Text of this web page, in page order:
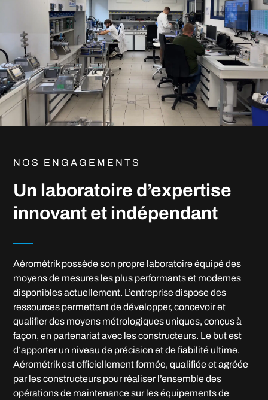
NOS ENGAGEMENTS
Un laboratoire d’expertise
innovant et indépendant
Aérométrik possède son propre laboratoire équipé des
moyens de mesures les plus performants et modernes
disponibles actuellement. L’entreprise dispose des
ressources permettant de développer, concevoir et
qualifier des moyens métrologiques uniques, conçus à
façon, en partenariat avec les constructeurs. Le but est
d’apporter un niveau de précision et de fiabilité ultime.
Aérométrik est officiellement formée, qualifiée et agréée
par les constructeurs pour réaliser l’ensemble des
opérations de maintenance sur les équipements de